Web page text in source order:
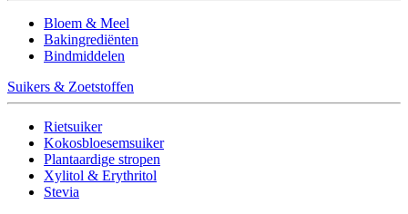
Bloem & Meel
Bakingrediënten
Bindmiddelen
Suikers & Zoetstoffen
Rietsuiker
Kokosbloesemsuiker
Plantaardige stropen
Xylitol & Erythritol
Stevia